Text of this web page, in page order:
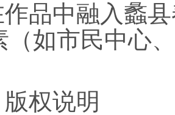
品中融入蠡
（如市民中心
版权说明